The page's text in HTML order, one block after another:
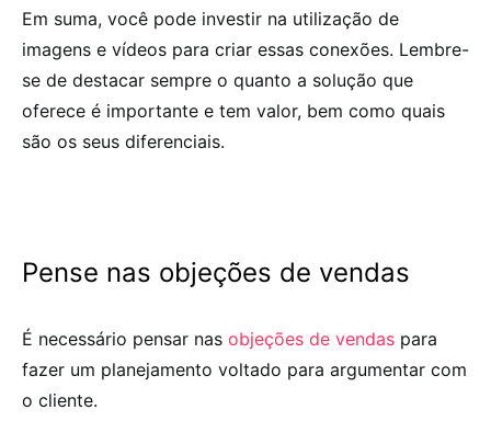
Em suma, você pode investir na utilização de
imagens e vídeos para criar essas conexões. Lembre-
se de destacar sempre o quanto a solução que
oferece é importante e tem valor, bem como quais
são os seus diferenciais.
Pense nas objeções de vendas
É necessário pensar nas objeções de vendas para
fazer um planejamento voltado para argumentar com
o cliente.